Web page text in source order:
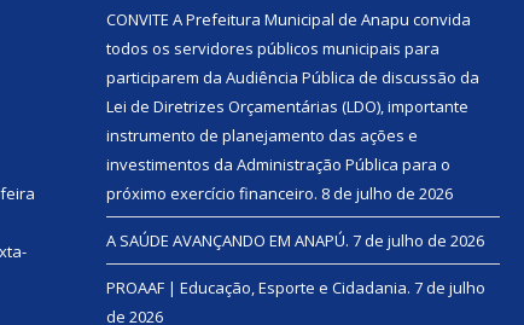
CONVITE A Prefeitura Municipal de Anapu convida
todos os servidores públicos municipais para
participarem da Audiência Pública de discussão da
Lei de Diretrizes Orçamentárias (LDO), importante
instrumento de planejamento das ações e
investimentos da Administração Pública para o
próximo exercício financeiro. 8 de julho de 2026
A SAÚDE AVANÇANDO EM ANAPÚ. 7 de julho de 2026
PROAAF | Educação, Esporte e Cidadania. 7 de julho
de 2026